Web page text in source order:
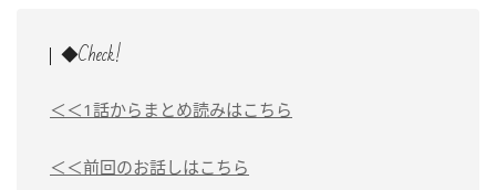
◆Check!
＜＜1話からまとめ読みはこちら
＜＜前回のお話しはこちら